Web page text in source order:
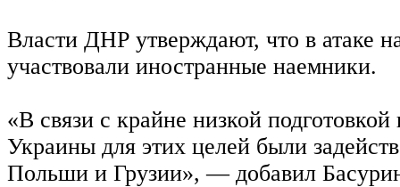
Власти ДНР утверждают, что в атаке
участвовали иностранные наемники.
«В связи с крайне низкой
Украины для этих целей были
Польши и Грузии», — добавил